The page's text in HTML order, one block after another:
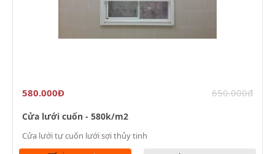
580.000Đ 650.000đ
Cửa lưới cuốn - 580k/m2
Cửa lưới tự cuốn lưới sợi thủy tinh